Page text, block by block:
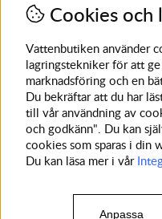
Få
Ange din e-post
Cookies
Vattenbutiken använder
lagringstekniker för att
marknadsföring och en
Du bekräftar att du har
till vår användning av
och godkänn". Du kan
cookies som sparas i din
Du kan läsa mer i vår
Anpassa